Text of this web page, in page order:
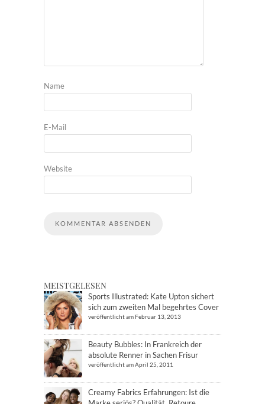
Name
E-Mail
Website
MEISTGELESEN
Sports Illustrated: Kate Upton sichert
sich zum zweiten Mal begehrtes Cover
veröffentlicht am Februar 13, 2013
Beauty Bubbles: In Frankreich der
absolute Renner in Sachen Frisur
veröffentlicht am April 25, 2011
Creamy Fabrics Erfahrungen: Ist die